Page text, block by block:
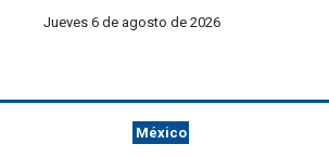
Jueves 6 de agosto de 2026
México